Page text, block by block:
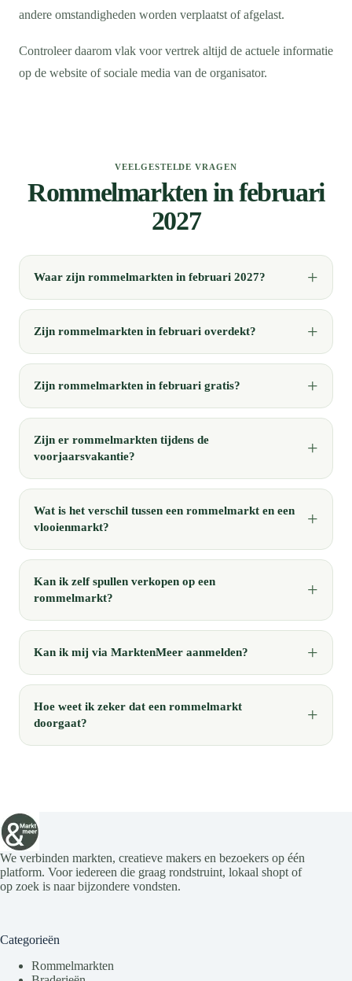
andere omstandigheden worden verplaatst of afgelast.
Controleer daarom vlak voor vertrek altijd de actuele informatie
op de website of sociale media van de organisator.
VEELGESTELDE VRAGEN
Rommelmarkten in februari
2027
Waar zijn rommelmarkten in februari 2027?
Zijn rommelmarkten in februari overdekt?
Zijn rommelmarkten in februari gratis?
Zijn er rommelmarkten tijdens de
voorjaarsvakantie?
Wat is het verschil tussen een rommelmarkt en een
vlooienmarkt?
Kan ik zelf spullen verkopen op een
rommelmarkt?
Kan ik mij via MarktenMeer aanmelden?
Hoe weet ik zeker dat een rommelmarkt
doorgaat?
We verbinden markten, creatieve makers en bezoekers op één
platform. Voor iedereen die graag rondstruint, lokaal shopt of
op zoek is naar bijzondere vondsten.
Categorieën
Rommelmarkten